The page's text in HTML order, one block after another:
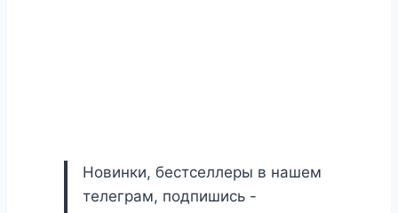
Новинки, бестселлеры в нашем
телеграм, подпишись -